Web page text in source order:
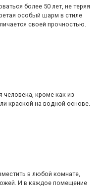
более 50 лет, не теряя
особый шарм в стиле
своей прочностью.
человека, кроме как из
краской на водной основе.
в любой комнате,
И в каждое помещение